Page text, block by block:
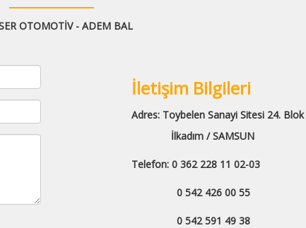
OTOMOTİV - ADEM BAL
İletişim Bilgileri
Adres: Toybelen Sanayi Sitesi 24.
İlkadım / SAMSUN
Telefon: 0 362 228 11 02-03
0 542 426 00 55
0 542 591 49 38